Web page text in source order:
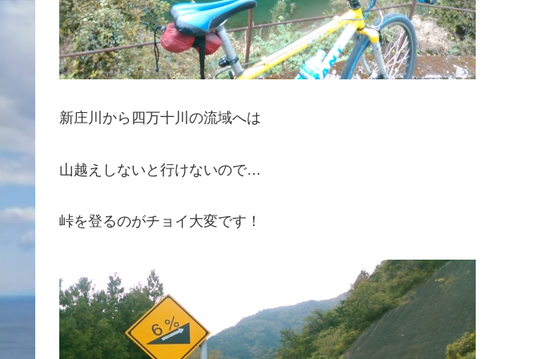
新庄川から四万十川の流域へは
山越えしないと行けないので…
峠を登るのがチョイ大変です！